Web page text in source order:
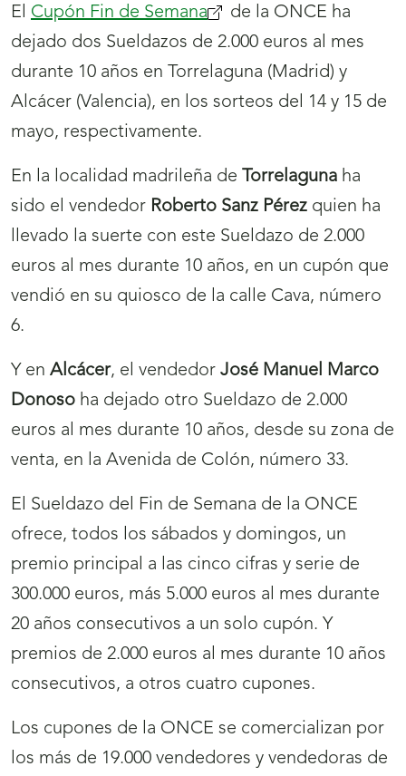
El Cupón Fin de Semana(se
abrirá
nueva
ventana)
de la ONCE ha
dejado dos Sueldazos de 2.000 euros al mes
durante 10 años en Torrelaguna (Madrid) y
Alcácer (Valencia), en los sorteos del 14 y 15 de
mayo, respectivamente.
En la localidad madrileña de Torrelaguna ha
sido el vendedor Roberto Sanz Pérez quien ha
llevado la suerte con este Sueldazo de 2.000
euros al mes durante 10 años, en un cupón que
vendió en su quiosco de la calle Cava, número
6.
Y en Alcácer, el vendedor José Manuel Marco
Donoso ha dejado otro Sueldazo de 2.000
euros al mes durante 10 años, desde su zona de
venta, en la Avenida de Colón, número 33.
El Sueldazo del Fin de Semana de la ONCE
ofrece, todos los sábados y domingos, un
premio principal a las cinco cifras y serie de
300.000 euros, más 5.000 euros al mes durante
20 años consecutivos a un solo cupón. Y
premios de 2.000 euros al mes durante 10 años
consecutivos, a otros cuatro cupones.
Los cupones de la ONCE se comercializan por
los más de 19.000 vendedores y vendedoras de